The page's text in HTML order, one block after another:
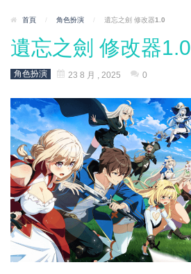
首頁 / 角色扮演 / 遺忘之劍 修改器1.0
遺忘之劍 修改器1.0
角色扮演 23 8 月 , 2025 0